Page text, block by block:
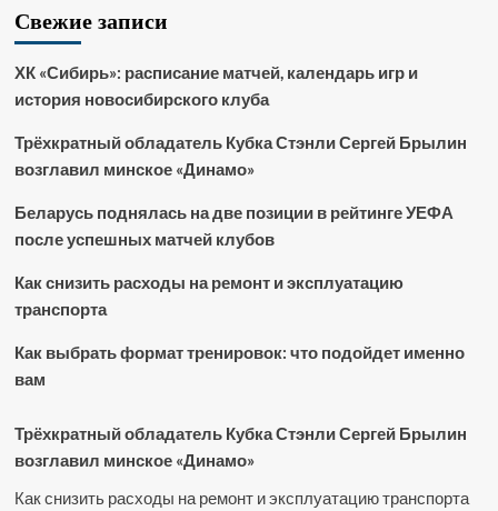
Свежие записи
ХК «Сибирь»: расписание матчей, календарь игр и
история новосибирского клуба
Трёхкратный обладатель Кубка Стэнли Сергей Брылин
возглавил минское «Динамо»
Беларусь поднялась на две позиции в рейтинге УЕФА
после успешных матчей клубов
Как снизить расходы на ремонт и эксплуатацию
транспорта
Как выбрать формат тренировок: что подойдет именно
вам
Трёхкратный обладатель Кубка Стэнли Сергей Брылин
возглавил минское «Динамо»
Как снизить расходы на ремонт и эксплуатацию транспорта